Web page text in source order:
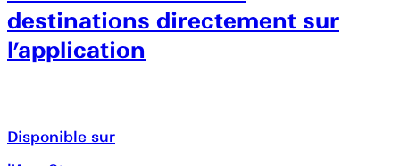
destinations directement sur
l’application
Disponible sur